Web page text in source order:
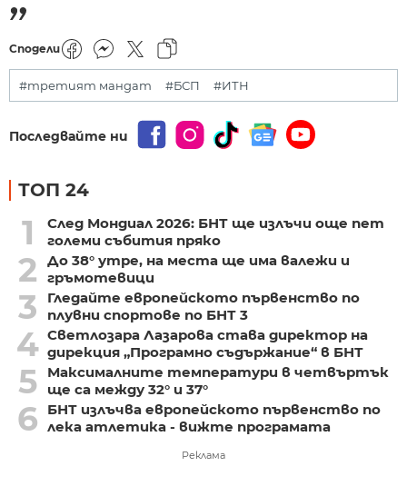
Сподели
#третият мандат #БСП #ИТН
Последвайте ни
ТОП 24
1
След Мондиал 2026: БНТ ще излъчи още пет
големи събития пряко
2
До 38° утре, на места ще има валежи и
гръмотевици
3
Гледайте европейското първенство по
плувни спортове по БНТ 3
4 Светлозара Лазарова става директор на
дирекция „Програмно съдържание“ в БНТ
5
Максималните температури в четвъртък
ще са между 32° и 37°
6
БНТ излъчва европейското първенство по
лека атлетика - вижте програмата
Реклама